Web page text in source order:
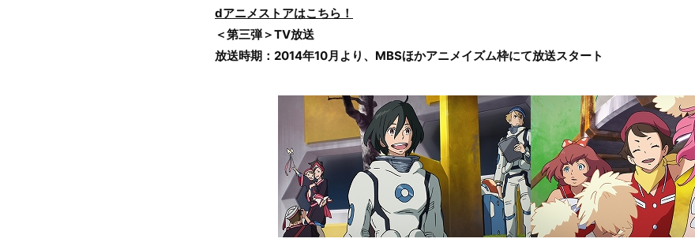
dアニメストアはこちら！
＜第三弾＞TV放送
放送時期：2014年10月より、MBSほかアニメイズム枠にて放送スタート